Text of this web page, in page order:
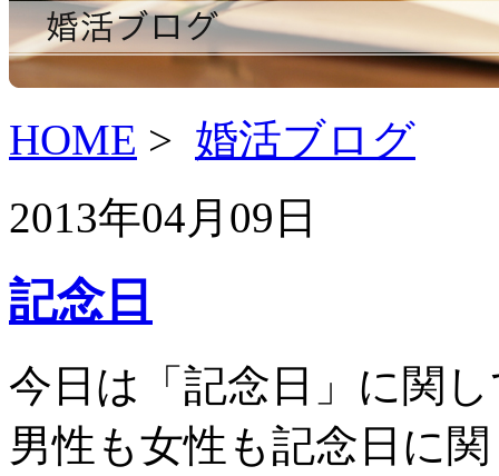
HOME > 婚活ブログ
2013年04月09日
記念日
今日は「記念日」に関
男性も女性も記念日に